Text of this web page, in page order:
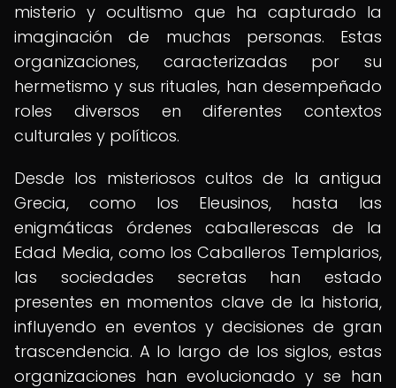
misterio y ocultismo que ha capturado la
imaginación de muchas personas. Estas
organizaciones, caracterizadas por su
hermetismo y sus rituales, han desempeñado
roles diversos en diferentes contextos
culturales y políticos.
Desde los misteriosos cultos de la antigua
Grecia, como los Eleusinos, hasta las
enigmáticas órdenes caballerescas de la
Edad Media, como los Caballeros Templarios,
las sociedades secretas han estado
presentes en momentos clave de la historia,
influyendo en eventos y decisiones de gran
trascendencia. A lo largo de los siglos, estas
organizaciones han evolucionado y se han